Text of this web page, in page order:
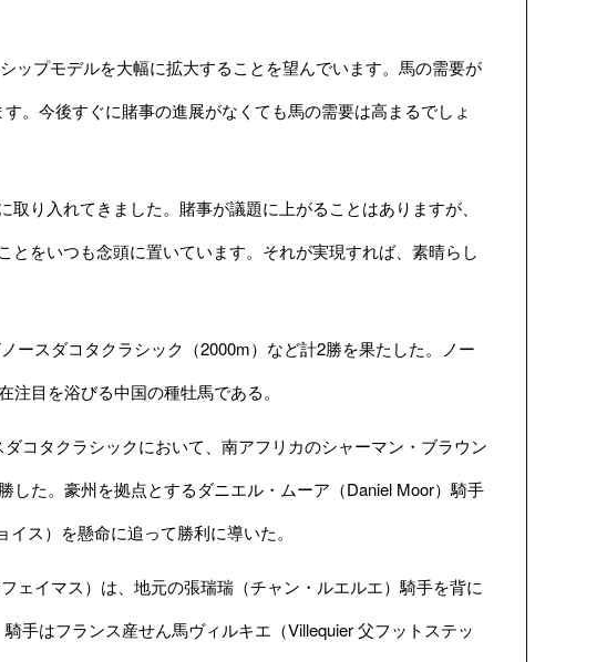
プモデルを大幅に拡大することを望んでいます。馬の需要が
。今後すぐに賭事の進展がなくても馬の需要は高まるでしょ
り入れてきました。賭事が議題に上がることはありますが、
をいつも念頭に置いています。それが実現すれば、素晴らし
スダコタクラシック（2000m）など計2勝を果たした。ノー
目を浴びる中国の種牡馬である。
コタクラシックにおいて、南アフリカのシャーマン・ブラウン
した。豪州を拠点とするダニエル・ムーア（Daniel Moor）騎手
ス）を懸命に追って勝利に導いた。
イマス）は、地元の張瑞瑞（チャン・ルエルエ）騎手を背に
手はフランス産せん馬ヴィルキエ（Villequier 父フットステッ